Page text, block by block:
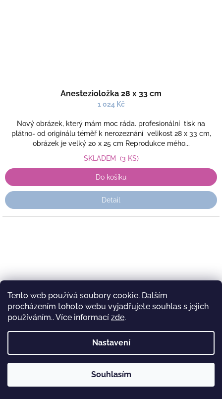
Tento web používá soubory cookie. Dalším
procházením tohoto webu vyjadřujete souhlas s jejich
používáním.. Více informací zde.
Nastavení
Souhlasím
Anestezioložka 28 x 33 cm
1 024 Kč
Nový obrázek, který mám moc ráda. profesionální tisk na
plátno- od originálu téměř k nerozeznání velikost 28 x 33 cm,
obrázek je velký 20 x 25 cm Reprodukce mého...
SKLADEM (3 KS)
Do košíku
Detail